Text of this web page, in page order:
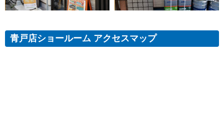
青戸店ショールーム アクセスマップ